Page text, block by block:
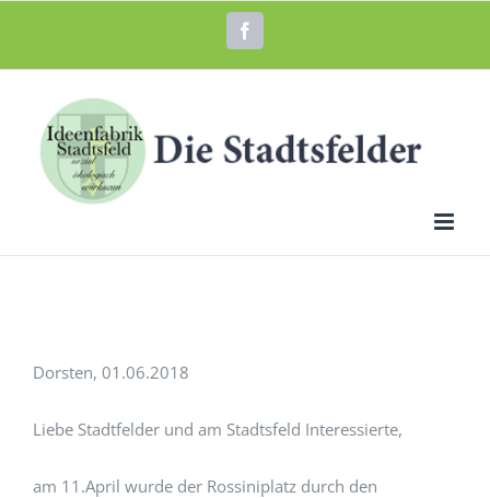
Dorsten, 01.06.2018
Liebe Stadtfelder und am Stadtsfeld Interessierte,
am 11.April wurde der Rossiniplatz durch den